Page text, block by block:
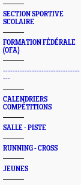
SECTION SPORTIVE
SCOLAIRE
FORMATION FÉDÉRALE
(OFA)
--------------------------------
---
CALENDRIERS
COMPÉTITIONS
SALLE - PISTE
RUNNING - CROSS
JEUNES